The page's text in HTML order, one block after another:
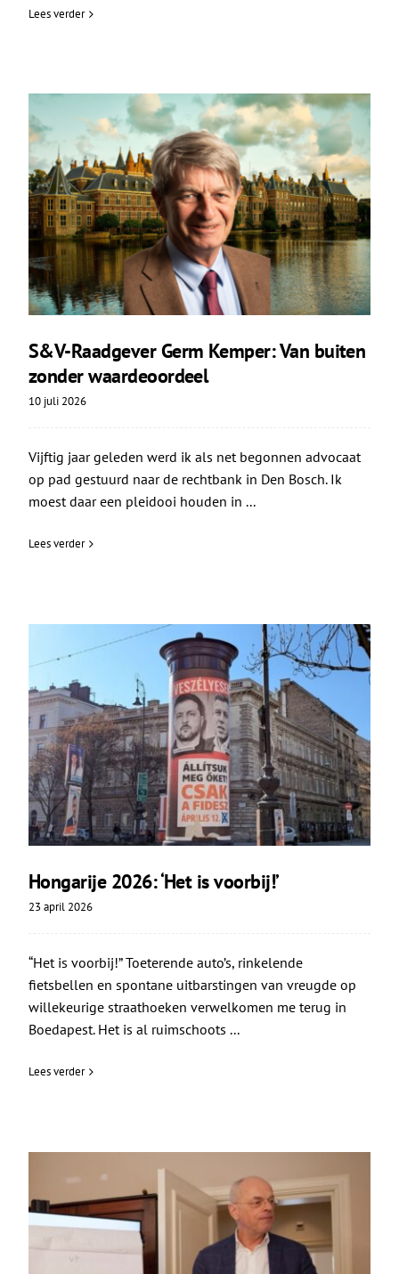
Lees verder
S&V-Raadgever Germ Kemper: Van buiten
zonder waardeoordeel
10 juli 2026
Vijftig jaar geleden werd ik als net begonnen advocaat
op pad gestuurd naar de rechtbank in Den Bosch. Ik
moest daar een pleidooi houden in ...
Lees verder
Hongarije 2026: ‘Het is voorbij!’
23 april 2026
“Het is voorbij!” Toeterende auto’s, rinkelende
fietsbellen en spontane uitbarstingen van vreugde op
willekeurige straathoeken verwelkomen me terug in
Boedapest. Het is al ruimschoots ...
Lees verder